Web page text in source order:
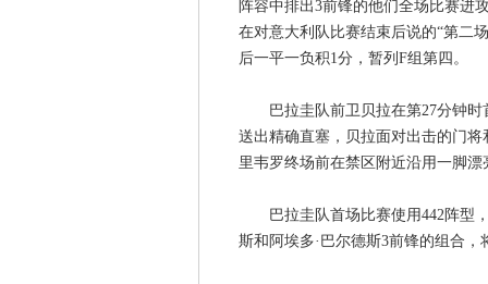
阵容中排出3前锋的他们全场比赛进
在对意大利队比赛结束后说的“第二
后一平一负积1分，暂列F组第四。
巴拉圭队前卫贝拉在第27分钟时
送出精确直塞，贝拉面对出击的门
里韦罗终场前在禁区附近沿用一脚漂
巴拉圭队首场比赛使用442阵型，
斯和阿埃多·巴尔德斯3前锋的组合，